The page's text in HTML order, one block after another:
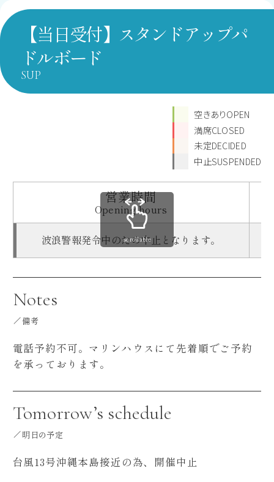
【当日受付】スタンドアップパ
ドルボード
SUP
空きありOPEN
満席CLOSED
未定DECIDED
中止SUSPENDED
営業時間
Opening hours
波浪警報発令中のため中止となります。
scrollable
Notes
備考
電話予約不可。マリンハウスにて先着順でご予約
を承っております。
Tomorrow’s schedule
明日の予定
台風13号沖縄本島接近の為、開催中止